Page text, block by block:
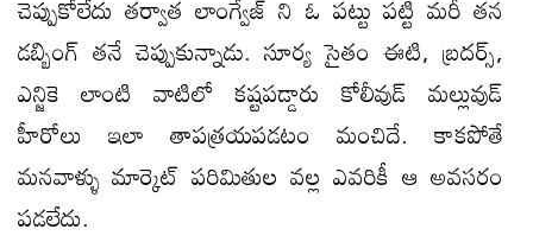
డబ్బింగ్ తనే చెప్పుకున్నాడు. సూర్య సైతం ఈటి, బ్రదర్స్,
ఎన్జికె లాంటి వాటిలో కష్టపడ్డారు కోలీవుడ్ మల్లువుడ్
హీరోలు ఇలా తాపత్రయపడటం మంచిదే. కాకపోతే
మనవాళ్ళు మార్కెట్ పరిమితుల వల్ల ఎవరికీ ఆ అవసరం
పడలేదు.